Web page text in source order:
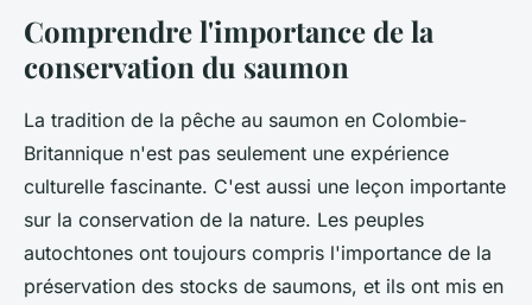
Comprendre l'importance de la
conservation du saumon
La tradition de la pêche au saumon en Colombie-
Britannique n'est pas seulement une expérience
culturelle fascinante. C'est aussi une leçon importante
sur la conservation de la nature. Les peuples
autochtones ont toujours compris l'importance de la
préservation des stocks de saumons, et ils ont mis en